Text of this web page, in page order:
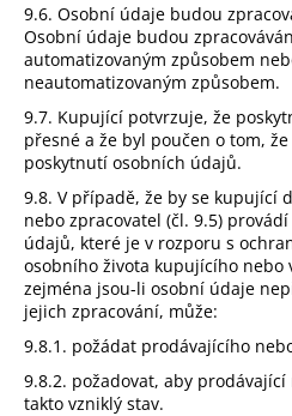
9.6. Osobní údaje budou
Osobní údaje budou
automatizovaným způsobem
neautomatizovaným způsobem.
9.7. Kupující potvrzuje, že
přesné a že byl poučen o tom,
poskytnutí osobních údajů.
9.8. V případě, že by se kupující
nebo zpracovatel (čl. 9.5)
údajů, které je v rozporu s
osobního života kupujícího nebo
zejména jsou-li osobní údaje
jejich zpracování, může:
9.8.1. požádat prodávajícího
9.8.2. požadovat, aby
takto vzniklý stav.